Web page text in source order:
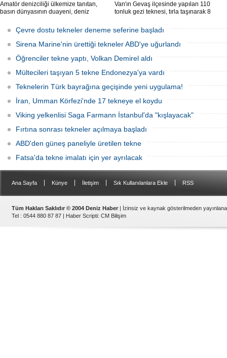
Amatör denizciliği ülkemize tanıtan,
basın dünyasının duayeni, deniz
isimli klasik yelkenli, Klasik Tekneler
Platformu tarafından düzenlenen
“Yedinci Klasik Tekneler Buluşması’’
kapsamında gerçekleştirilen törenle
Rahmi M. Koç Müzesi Denizcilik
Van'ın Gevaş ilçesinde yapılan 110
tonluk gezi teknesi, tırla taşınarak 8
Çevre dostu tekneler deneme seferine başladı
Sirena Marine'nin ürettiği tekneler ABD'ye uğurlandı
Öğrenciler tekne yaptı, Volkan Demirel aldı
Mültecileri taşıyan 5 tekne Endonezya'ya vardı
Teknelerin Türk bayrağına geçişinde yeni uygulama!
İran, Umman Körfezi'nde 17 tekneye el koydu
Viking yelkenlisi Saga Farmann İstanbul'da "kışlayacak"
Fırtına sonrası tekneler açılmaya başladı
ABD'den güneş paneliyle üretilen tekne
Fatsa'da tekne imalatı için yer ayrılacak
Ana Sayfa Künye İletişim Sık Kullanılanlara Ekle RSS
Tüm Hakları Saklıdır © 2004 Deniz Haber | İzinsiz ve kaynak gösterilmeden
Tel : 0544 880 87 87 | Haber Scripti: CM Bilişim